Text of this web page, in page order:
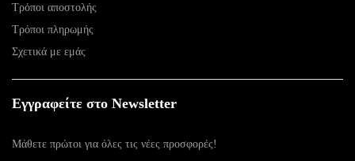
Τρόποι αποστολής
Τρόποι πληρωμής
Σχετικά με εμάς
Εγγραφείτε στο Newsletter
Μάθετε πρώτοι για όλες τις νέες προσφορές!